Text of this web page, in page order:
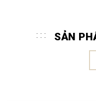
SẢN